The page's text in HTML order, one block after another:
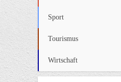
Sport
Tourismus
Wirtschaft